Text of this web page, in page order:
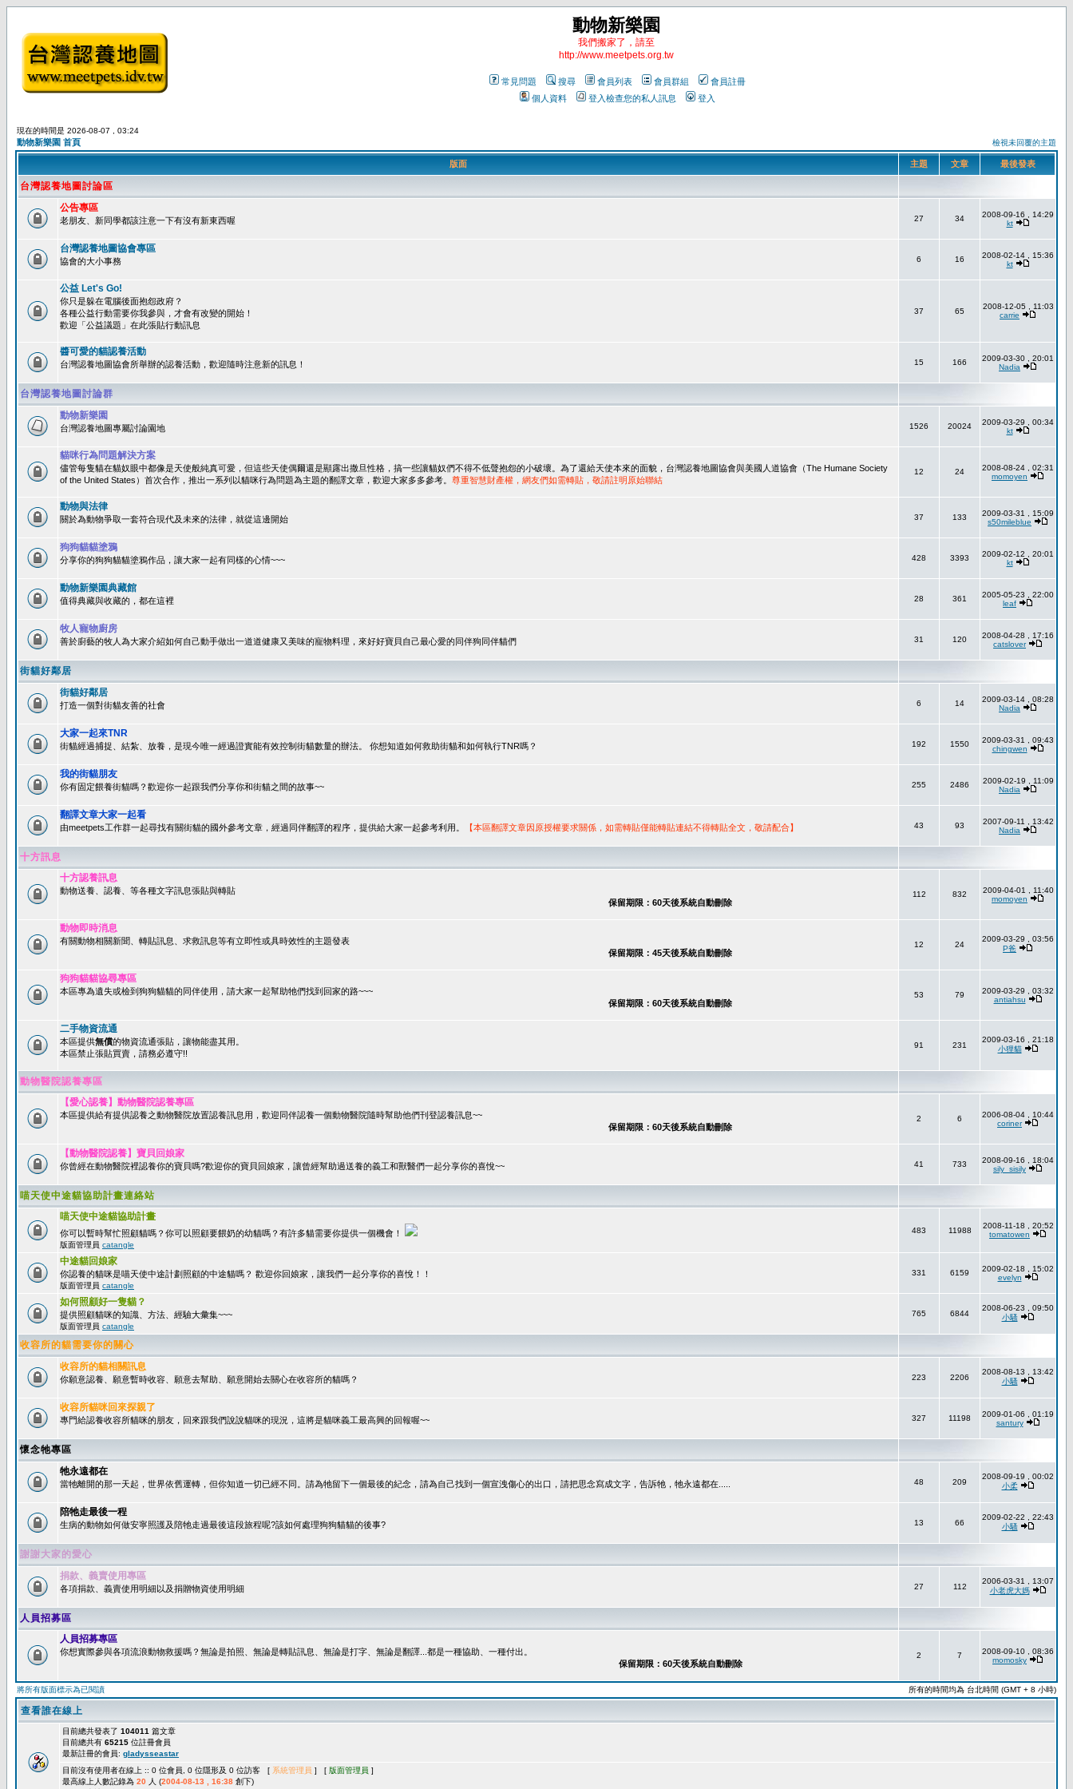
動物新樂園
我們搬家了，請至
http://www.meetpets.org.tw
常見問題 搜尋 會員列表 會員群組
會員註冊
個人資料
登入檢查您的私人訊息 登入
現在的時間是 2026-08-07 , 03:24
動物新樂園 首頁 檢視未回覆的主題
版面 主題 文章 最後發表
台灣認養地圖討論區
公告專區
老朋友、新同學都該注意一下有沒有新東西喔 27 34
2008-09-16 , 14:29
kt
台灣認養地圖協會專區
協會的大小事務 6 16
2008-02-14 , 15:36
kt
公益 Let's Go!
你只是躲在電腦後面抱怨政府？
各種公益行動需要你我參與，才會有改變的開始！
歡迎「公益議題」在此張貼行動訊息
37 65
2008-12-05 , 11:03
carrie
醬可愛的貓認養活動
台灣認養地圖協會所舉辦的認養活動，歡迎隨時注意新的訊息！ 15 166
2009-03-30 , 20:01
Nadia
台灣認養地圖討論群
動物新樂園
台灣認養地圖專屬討論園地 1526 20024
2009-03-29 , 00:34
kt
貓咪行為問題解決方案
儘管每隻貓在貓奴眼中都像是天使般純真可愛，但這些天使偶爾還是顯露出撒旦性格，搞一些讓貓奴們不得不低聲抱怨的小破壞。為了還給天使本來的面貌，台灣認養地圖協會與美國人道協會（The Humane Society
of the United States）首次合作，推出一系列以貓咪行為問題為主題的翻譯文章，歡迎大家多多參考。 尊重智慧財產權，網友們如需轉貼，敬請註明原始聯結
12 24
2008-08-24 , 02:31
momoyen
動物與法律
關於為動物爭取一套符合現代及未來的法律，就從這邊開始 37 133
2009-03-31 , 15:09
s50mileblue
狗狗貓貓塗鴉
分享你的狗狗貓貓塗鴉作品，讓大家一起有同樣的心情~~~ 428 3393
2009-02-12 , 20:01
kt
動物新樂園典藏館
值得典藏與收藏的，都在這裡 28 361
2005-05-23 , 22:00
leaf
牧人寵物廚房
善於廚藝的牧人為大家介紹如何自己動手做出一道道健康又美味的寵物料理，來好好寶貝自己最心愛的同伴狗同伴貓們 31 120
2008-04-28 , 17:16
catslover
街貓好鄰居
街貓好鄰居
打造一個對街貓友善的社會 6 14
2009-03-14 , 08:28
Nadia
大家一起來TNR
街貓經過捕捉、結紮、放養，是現今唯一經過證實能有效控制街貓數量的辦法。 你想知道如何救助街貓和如何執行TNR嗎？ 192 1550
2009-03-31 , 09:43
chingwen
我的街貓朋友
你有固定餵養街貓嗎？歡迎你一起跟我們分享你和街貓之間的故事~~ 255 2486
2009-02-19 , 11:09
Nadia
翻譯文章大家一起看
由meetpets工作群一起尋找有關街貓的國外參考文章，經過同伴翻譯的程序，提供給大家一起參考利用。 【本區翻譯文章因原授權要求關係，如需轉貼僅能轉貼連結不得轉貼全文，敬請配合】 43 93
2007-09-11 , 13:42
Nadia
十方訊息
十方認養訊息
動物送養、認養、等各種文字訊息張貼與轉貼
保留期限：60天後系統自動刪除
112 832
2009-04-01 , 11:40
momoyen
動物即時消息
有關動物相關新聞、轉貼訊息、求救訊息等有立即性或具時效性的主題發表
保留期限：45天後系統自動刪除
12 24
2009-03-29 , 03:56
P爸
狗狗貓貓協尋專區
本區專為遺失或檢到狗狗貓貓的同伴使用，請大家一起幫助牠們找到回家的路~~~
保留期限：60天後系統自動刪除
53 79
2009-03-29 , 03:32
antiahsu
二手物資流通
本區提供無償的物資流通張貼，讓物能盡其用。
本區禁止張貼買賣，請務必遵守!!
91 231
2009-03-16 , 21:18
小狸貓
動物醫院認養專區
【愛心認養】動物醫院認養專區
本區提供給有提供認養之動物醫院放置認養訊息用，歡迎同伴認養一個動物醫院隨時幫助他們刊登認養訊息~~
保留期限：60天後系統自動刪除
2 6
2006-08-04 , 10:44
coriner
【動物醫院認養】寶貝回娘家
你曾經在動物醫院裡認養你的寶貝嗎?歡迎你的寶貝回娘家，讓曾經幫助過送養的義工和獸醫們一起分享你的喜悅~~ 41 733
2008-09-16 , 18:04
sily_sisily
喵天使中途貓協助計畫連絡站
喵天使中途貓協助計畫
你可以暫時幫忙照顧貓嗎？你可以照顧要餵奶的幼貓嗎？有許多貓需要你提供一個機會！
版面管理員 catangle
483 11988
2008-11-18 , 20:52
tomatowen
中途貓回娘家
你認養的貓咪是喵天使中途計劃照顧的中途貓嗎？ 歡迎你回娘家，讓我們一起分享你的喜悅！！
版面管理員 catangle
331 6159
2009-02-18 , 15:02
evelyn
如何照顧好一隻貓？
提供照顧貓咪的知識、方法、經驗大彙集~~~
版面管理員 catangle
765 6844
2008-06-23 , 09:50
小騷
收容所的貓需要你的關心
收容所的貓相關訊息
你願意認養、願意暫時收容、願意去幫助、願意開始去關心在收容所的貓嗎？ 223 2206
2008-08-13 , 13:42
小騷
收容所貓咪回來探親了
專門給認養收容所貓咪的朋友，回來跟我們說說貓咪的現況，這將是貓咪義工最高興的回報喔~~ 327 11198
2009-01-06 , 01:19
santury
懷念牠專區
牠永遠都在
當牠離開的那一天起，世界依舊運轉，但你知道一切已經不同。請為牠留下一個最後的紀念，請為自己找到一個宣洩傷心的出口，請把思念寫成文字，告訴牠，牠永遠都在..... 48 209
2008-09-19 , 00:02
小柔
陪牠走最後一程
生病的動物如何做安寧照護及陪牠走過最後這段旅程呢?該如何處理狗狗貓貓的後事? 13 66
2009-02-22 , 22:43
小騷
謝謝大家的愛心
捐款、義賣使用專區
各項捐款、義賣使用明細以及捐贈物資使用明細 27 112
2006-03-31 , 13:07
小老虎大媽
人員招募區
人員招募專區
你想實際參與各項流浪動物救援嗎？無論是拍照、無論是轉貼訊息、無論是打字、無論是翻譯...都是一種協助、一種付出。
保留期限：60天後系統自動刪除
2 7
2008-09-10 , 08:36
momosky
將所有版面標示為已閱讀 所有的時間均為 台北時間 (GMT + 8 小時)
查看誰在線上
目前總共發表了 104011 篇文章
目前總共有 65215 位註冊會員
最新註冊的會員: gladysseastar
目前沒有使用者在線上 :: 0 位會員, 0 位隱形及 0 位訪客 [ 系統管理員 ] [ 版面管理員 ]
最高線上人數記錄為 20 人 (2004-08-13 , 16:38 創下)